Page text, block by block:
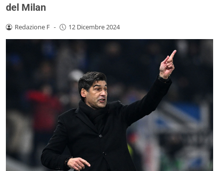
del Milan
Redazione F - 12 Dicembre 2024